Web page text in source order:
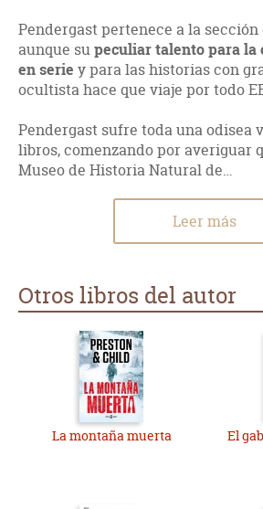
Pendergast pertenece a la sección
aunque supeculiar talento para la
en serie y para las historias con
ocultista hace que viaje por todo
Pendergast sufre toda una odisea
libros, comenzando por averiguar
Museo de Historia Natural de…
Leer más
Otros libros del autor
La montaña muerta El